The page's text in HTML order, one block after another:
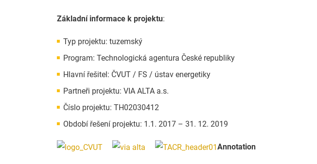
Základní informace k projektu:
Typ projektu: tuzemský
Program: Technologická agentura České republiky
Hlavní řešitel: ČVUT / FS / ústav energetiky
Partneři projektu: VIA ALTA a.s.
Číslo projektu: TH02030412
Období řešení projektu: 1.1. 2017 – 31. 12. 2019
Annotation